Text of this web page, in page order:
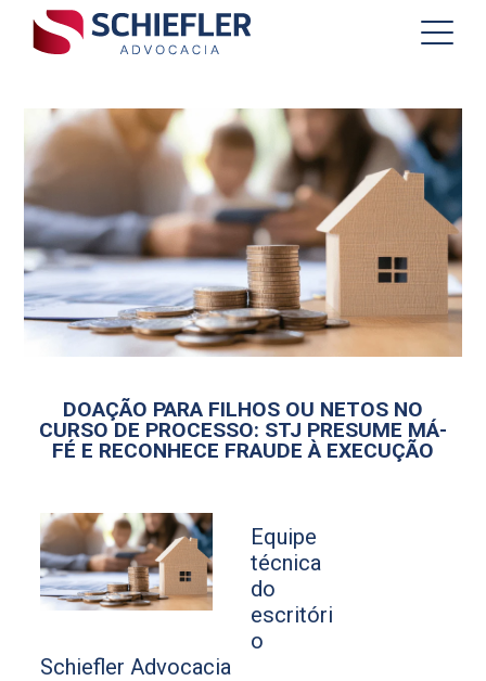
DOAÇÃO PARA FILHOS OU NETOS NO
CURSO DE PROCESSO: STJ PRESUME MÁ-
FÉ E RECONHECE FRAUDE À EXECUÇÃO
Equipe
técnica
do
escritóri
o
Schiefler Advocacia